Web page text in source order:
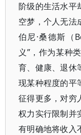
阶级的生活水平
空梦，个人无法
伯尼·桑德斯（
义”，作为某种
育、健康、退休
现某种程度的平
征得更多，对穷
权力实行限制并
有明确地将收入